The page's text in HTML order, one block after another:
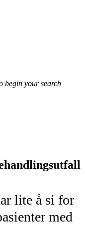
begin your search
lite å si for
med